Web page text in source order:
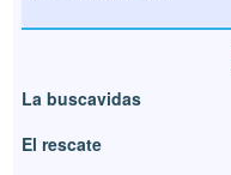
La buscavidas
El rescate